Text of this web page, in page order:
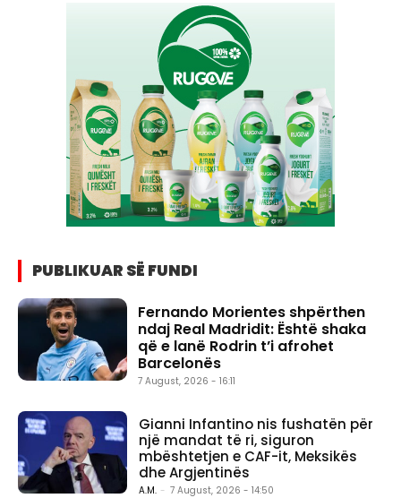
PUBLIKUAR SË FUNDI
Fernando Morientes shpërthen
ndaj Real Madridit: Është shaka
që e lanë Rodrin t’i afrohet
Barcelonës
7 August, 2026 - 16:11
Gianni Infantino nis fushatën për
një mandat të ri, siguron
mbështetjen e CAF-it, Meksikës
dhe Argjentinës
A.M. - 7 August, 2026 - 14:50